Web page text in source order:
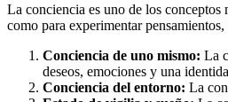
La conciencia es uno de los
como para experimentar
Conciencia de uno mismo: La
deseos, emociones y una
Conciencia del entorno: La